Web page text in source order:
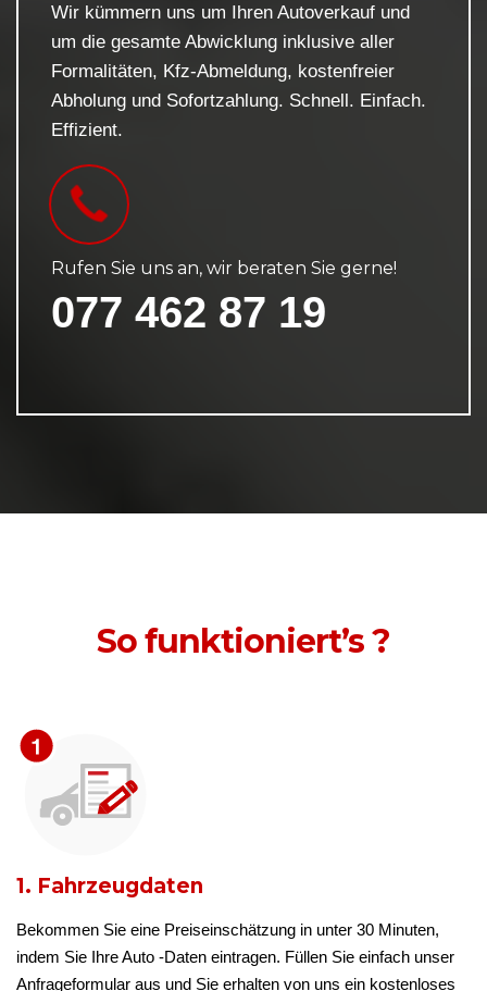
Wir kümmern uns um Ihren Autoverkauf und
um die gesamte Abwicklung inklusive aller
Formalitäten, Kfz-Abmeldung, kostenfreier
Abholung und Sofortzahlung. Schnell. Einfach.
Effizient.
Rufen Sie uns an, wir beraten Sie gerne!
077 462 87 19
So funktioniert’s ?
1. Fahrzeugdaten
Bekommen Sie eine Preiseinschätzung in unter 30 Minuten,
indem Sie Ihre Auto -Daten eintragen. Füllen Sie einfach unser
Anfrageformular aus und Sie erhalten von uns ein kostenloses